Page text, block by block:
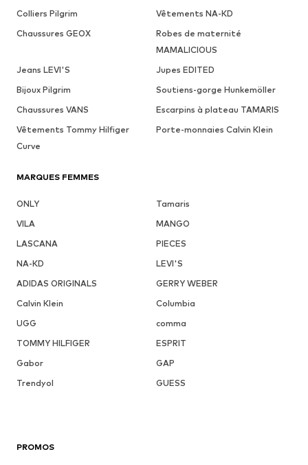
Colliers Pilgrim
Vêtements NA-KD
Chaussures GEOX
Robes de maternité
MAMALICIOUS
Jeans LEVI'S
Jupes EDITED
Bijoux Pilgrim
Soutiens-gorge Hunkemöller
Chaussures VANS
Escarpins à plateau TAMARIS
Vêtements Tommy Hilfiger
Curve
Porte-monnaies Calvin Klein
MARQUES FEMMES
ONLY
Tamaris
VILA
MANGO
LASCANA
PIECES
NA-KD
LEVI'S
ADIDAS ORIGINALS
GERRY WEBER
Calvin Klein
Columbia
UGG
comma
TOMMY HILFIGER
ESPRIT
Gabor
GAP
Trendyol
GUESS
PROMOS